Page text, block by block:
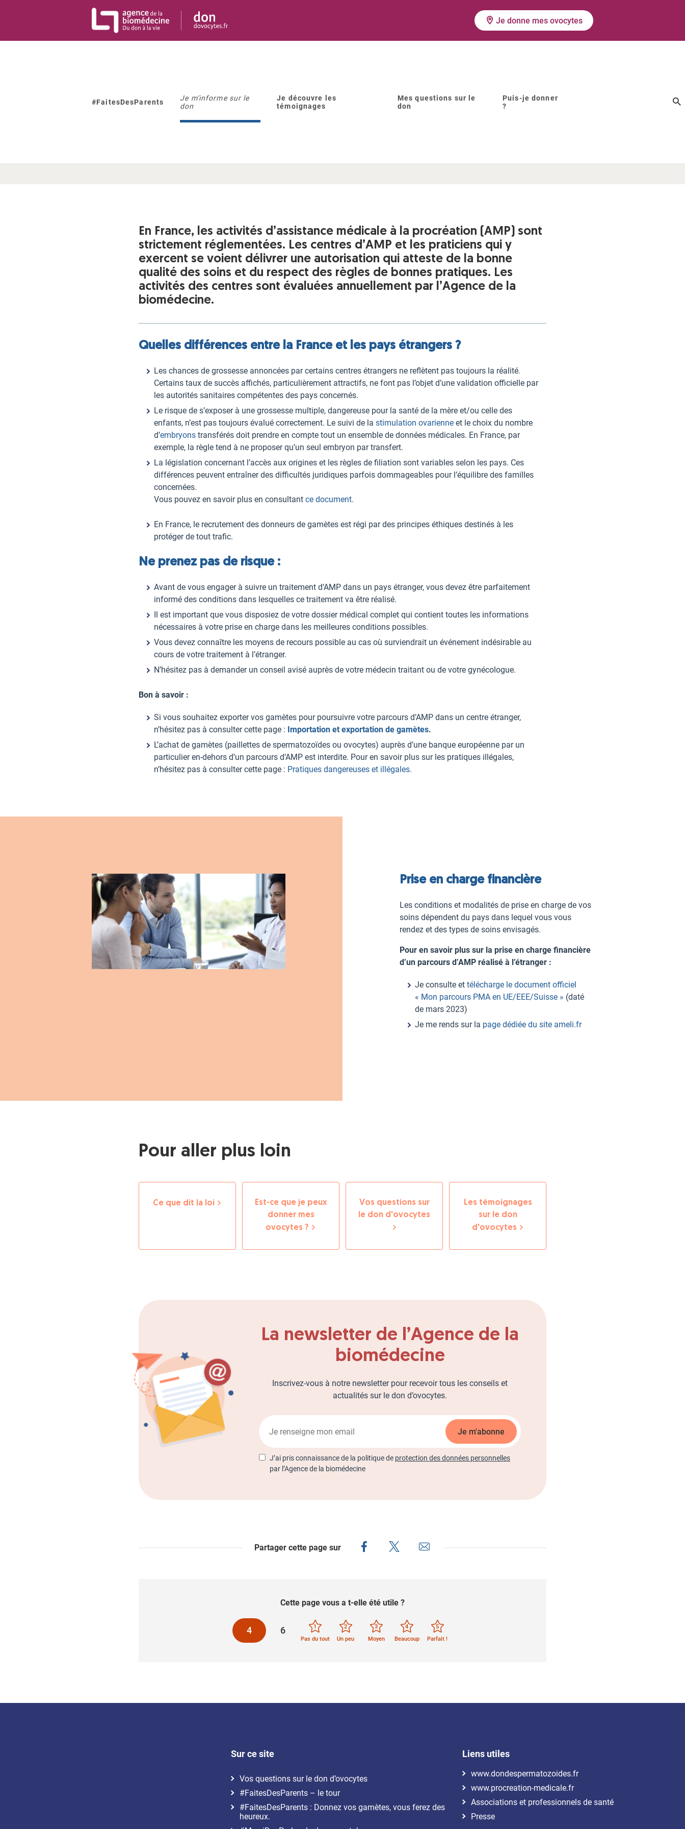
Je donne mes ovocytes
#FaitesDesParents
Je m'informe sur le
don
Je découvre les
témoignages
Mes questions sur le
don
Puis-je donner
?
En France, les activités d’assistance médicale à la procréation (AMP) sont
strictement réglementées. Les centres d’AMP et les praticiens qui y
exercent se voient délivrer une autorisation qui atteste de la bonne
qualité des soins et du respect des règles de bonnes pratiques. Les
activités des centres sont évaluées annuellement par l’Agence de la
biomédecine.
Quelles différences entre la France et les pays étrangers ?
Les chances de grossesse annoncées par certains centres étrangers ne reflètent pas toujours la réalité.
Certains taux de succès affichés, particulièrement attractifs, ne font pas l’objet d’une validation officielle par
les autorités sanitaires compétentes des pays concernés.
Le risque de s’exposer à une grossesse multiple, dangereuse pour la santé de la mère et/ou celle des
enfants, n’est pas toujours évalué correctement. Le suivi de la stimulation ovarienne et le choix du nombre
d’embryons transférés doit prendre en compte tout un ensemble de données médicales. En France, par
exemple, la règle tend à ne proposer qu’un seul embryon par transfert.
La législation concernant l’accès aux origines et les règles de filiation sont variables selon les pays. Ces
différences peuvent entraîner des difficultés juridiques parfois dommageables pour l’équilibre des familles
concernées.
Vous pouvez en savoir plus en consultant ce document.
En France, le recrutement des donneurs de gamètes est régi par des principes éthiques destinés à les
protéger de tout trafic.
Ne prenez pas de risque :
Avant de vous engager à suivre un traitement d’AMP dans un pays étranger, vous devez être parfaitement
informé des conditions dans lesquelles ce traitement va être réalisé.
Il est important que vous disposiez de votre dossier médical complet qui contient toutes les informations
nécessaires à votre prise en charge dans les meilleures conditions possibles.
Vous devez connaître les moyens de recours possible au cas où surviendrait un événement indésirable au
cours de votre traitement à l’étranger.
N’hésitez pas à demander un conseil avisé auprès de votre médecin traitant ou de votre gynécologue.
Bon à savoir :
Si vous souhaitez exporter vos gamètes pour poursuivre votre parcours d’AMP dans un centre étranger,
n’hésitez pas à consulter cette page : Importation et exportation de gamètes.
L’achat de gamètes (paillettes de spermatozoïdes ou ovocytes) auprès d’une banque européenne par un
particulier en-dehors d’un parcours d’AMP est interdite. Pour en savoir plus sur les pratiques illégales,
n’hésitez pas à consulter cette page : Pratiques dangereuses et illégales.
Prise en charge financière
Les conditions et modalités de prise en charge de vos
soins dépendent du pays dans lequel vous vous
rendez et des types de soins envisagés.
Pour en savoir plus sur la prise en charge financière
d’un parcours d’AMP réalisé à l’étranger :
Je consulte et télécharge le document officiel
« Mon parcours PMA en UE/EEE/Suisse » (daté
de mars 2023)
Je me rends sur la page dédiée du site ameli.fr
Pour aller plus loin
Ce que dit la loi
Est-ce que je peux
donner mes
ovocytes ?
Vos questions sur
le don d'ovocytes
Les témoignages
sur le don
d'ovocytes
La newsletter de l’Agence de la
biomédecine
Inscrivez-vous à notre newsletter pour recevoir tous les conseils et
actualités sur le don d’ovocytes.
J’ai pris connaissance de la politique de protection des données personnelles
par l’Agence de la biomédecine
Je m'abonne
Partager cette page sur
Cette page vous a t-elle été utile ?
4 6
1
Pas du tout
2
Un peu
3
Moyen
4
Beaucoup
5
Parfait !
Sur ce site
Vos questions sur le don d’ovocytes
#FaitesDesParents – le tour
#FaitesDesParents : Donnez vos gamètes, vous ferez des
heureux.
Liens utiles
www.dondespermatozoides.fr
www.procreation-medicale.fr
Associations et professionnels de santé
Presse